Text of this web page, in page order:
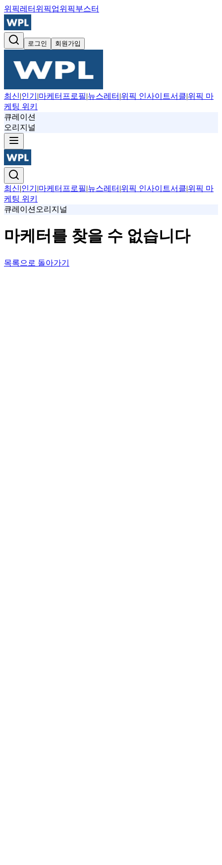
위픽레터 위픽업위픽부스터
로그인 회원가입
최신|인기 |마케터프로필|뉴스레터 |위픽 인사이트서클|위픽 마
케팅 위키
큐레이션
오리지널
최신|인기 |마케터프로필|뉴스레터 |위픽 인사이트서클|위픽 마
케팅 위키
큐레이션 오리지널
마케터를 찾을 수 없습니다
목록으로 돌아가기